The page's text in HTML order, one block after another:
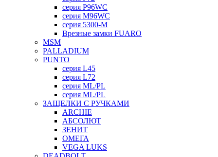
серия P96WC
серия M96WC
серия 5300-M
Врезные замки FUARO
MSM
PALLADIUM
PUNTO
серия L45
серия L72
серия ML/PL
серия ML/PL
ЗАЩЕЛКИ С РУЧКАМИ
ARCHIE
АБСОЛЮТ
ЗЕНИТ
ОМЕГА
VEGA LUKS